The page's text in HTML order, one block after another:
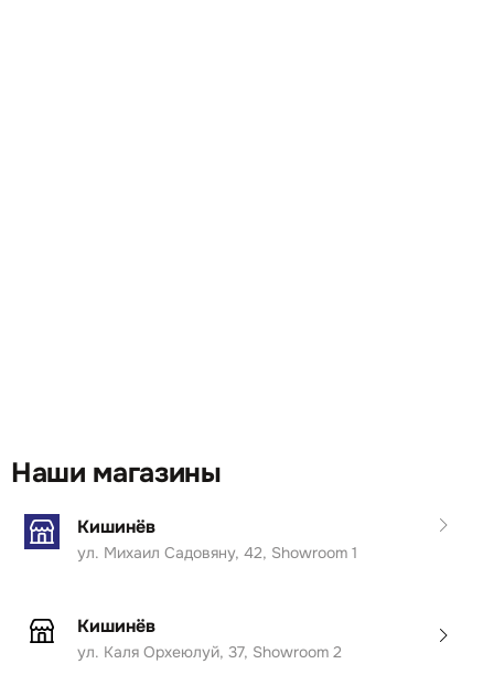
Наши магазины
Кишинёв
ул. Михаил Садовяну, 42, Showroom 1
Кишинёв
ул. Каля Орхеюлуй, 37, Showroom 2